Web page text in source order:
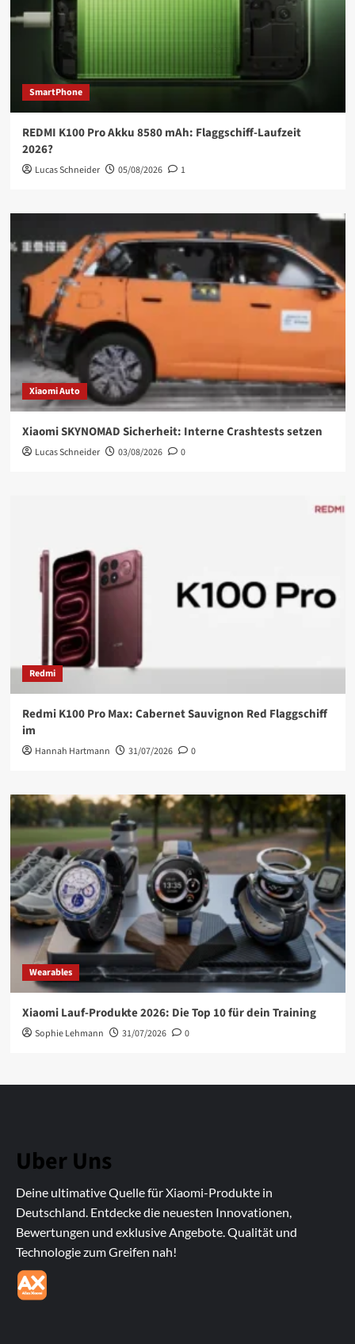
SmartPhone
REDMI K100 Pro Akku 8580 mAh: Flaggschiff-Laufzeit
2026?
Lucas Schneider 05/08/2026 1
Xiaomi Auto
Xiaomi SKYNOMAD Sicherheit: Interne Crashtests setzen
Lucas Schneider 03/08/2026 0
Redmi
Redmi K100 Pro Max: Cabernet Sauvignon Red Flaggschiff
im
Hannah Hartmann 31/07/2026 0
Wearables
Xiaomi Lauf-Produkte 2026: Die Top 10 für dein Training
Sophie Lehmann 31/07/2026 0
Uber Uns
Deine ultimative Quelle für Xiaomi-Produkte in
Deutschland. Entdecke die neuesten Innovationen,
Bewertungen und exklusive Angebote. Qualität und
Technologie zum Greifen nah!